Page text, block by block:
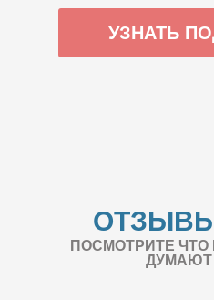
УЗНАТЬ
ПОСМОТРИТЕ
ДУМАЮТ